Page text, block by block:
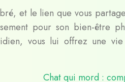
et le lien que vous
pour son bien-être
vous lui offrez une
Chat qui mord :